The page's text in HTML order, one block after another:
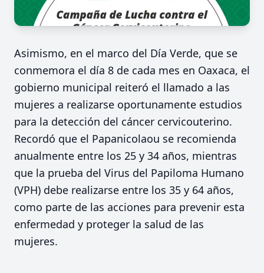
Asimismo, en el marco del Día Verde, que se
conmemora el día 8 de cada mes en Oaxaca, el
gobierno municipal reiteró el llamado a las
mujeres a realizarse oportunamente estudios
para la detección del cáncer cervicouterino.
Recordó que el Papanicolaou se recomienda
anualmente entre los 25 y 34 años, mientras
que la prueba del Virus del Papiloma Humano
(VPH) debe realizarse entre los 35 y 64 años,
como parte de las acciones para prevenir esta
enfermedad y proteger la salud de las
mujeres.